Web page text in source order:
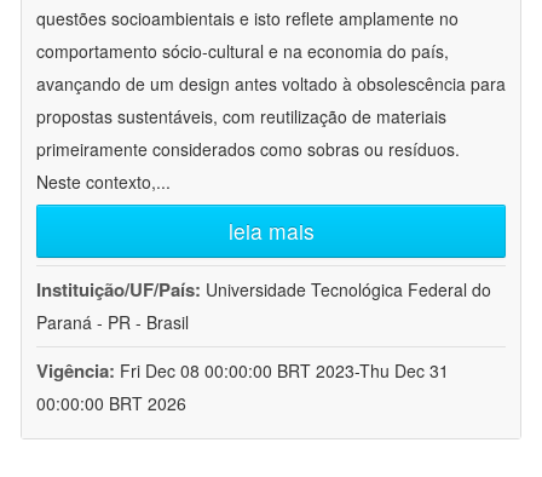
questões socioambientais e isto reflete amplamente no
comportamento sócio-cultural e na economia do país,
avançando de um design antes voltado à obsolescência para
propostas sustentáveis, com reutilização de materiais
primeiramente considerados como sobras ou resíduos.
Neste contexto,...
leia mais
Instituição/UF/País: Universidade Tecnológica Federal do
Paraná - PR - Brasil
Vigência: Fri Dec 08 00:00:00 BRT 2023-Thu Dec 31
00:00:00 BRT 2026